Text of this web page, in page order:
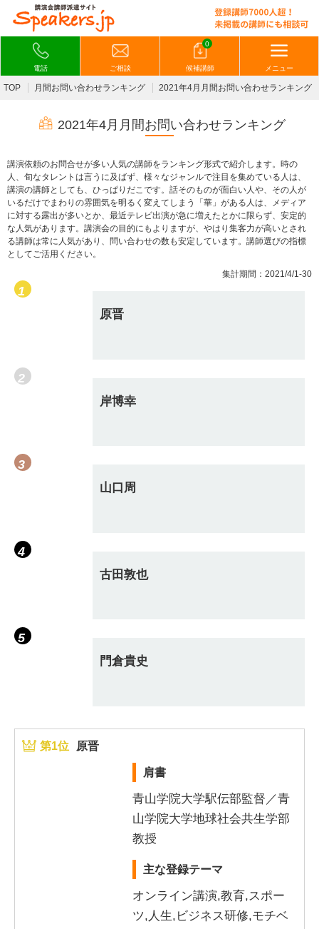
電話 ご相談
0
候補講師 メニュー
TOP 月間お問い合わせランキング 2021年4月月間お問い合わせランキング
2021年4月月間お問い合わせランキング
講演依頼のお問合せが多い人気の講師をランキング形式で紹介します。時の
人、旬なタレントは言うに及ばず、様々なジャンルで注目を集めている人は、
講演の講師としても、ひっぱりだこです。話そのものが面白い人や、その人が
いるだけでまわりの雰囲気を明るく変えてしまう「華」がある人は、メディア
に対する露出が多いとか、最近テレビ出演が急に増えたとかに限らず、安定的
な人気があります。講演会の目的にもよりますが、やはり集客力が高いとされ
る講師は常に人気があり、問い合わせの数も安定しています。講師選びの指標
としてご活用ください。
集計期間：2021/4/1-30
原晋
岸博幸
山口周
古田敦也
門倉貴史
第1位 原晋
肩書
青山学院大学駅伝部監督／青
山学院大学地球社会共生学部
教授
主な登録テーマ
オンライン講演,教育,スポー
ツ,人生,ビジネス研修,モチベ